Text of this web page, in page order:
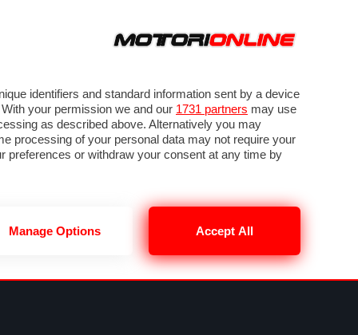
RENDERING PNEUMATICI TRAFFICO
identifiers and standard information sent by a device
your permission we and our 1731 partners may use
as described above. Alternatively you may
processing of your personal data may not require your
preferences or withdraw your consent at any time by
Manage Options Accept All